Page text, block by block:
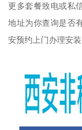
更多套餐致电或私
地址为你查询是否
安预约上门办理安装